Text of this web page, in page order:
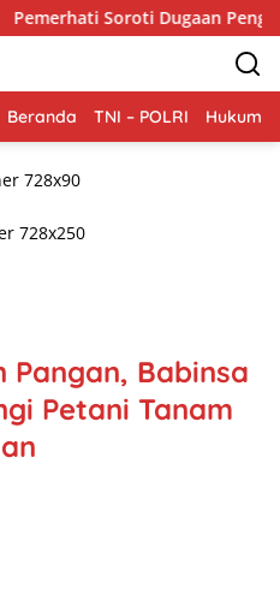
Dugaan Pengadaan Radio
Beranda TNI – POLRI Hukum
Pangan, Babinsa
Petani Tanam